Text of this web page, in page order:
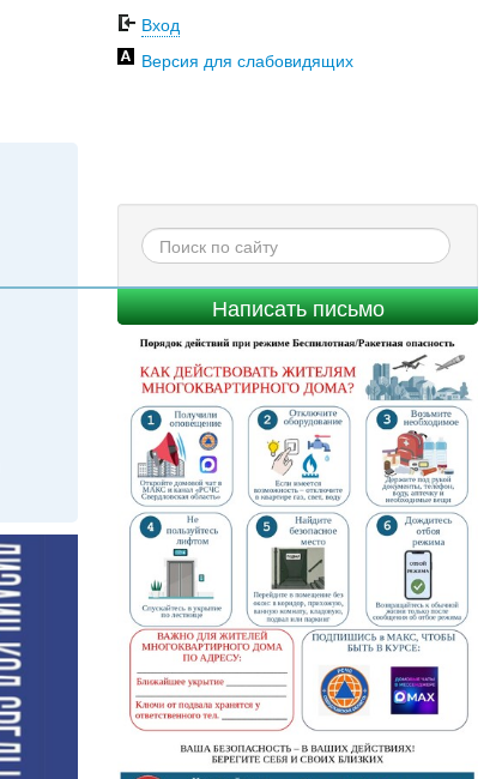
Вход
Версия для слабовидящих
Написать письмо